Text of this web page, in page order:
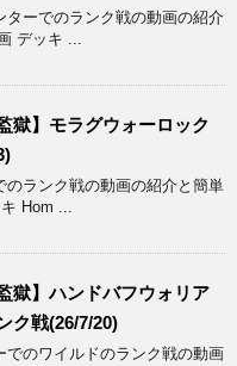
ターでのランク戦の動画の紹介
デッキ ...
獄】モラグウォーロック
のランク戦の動画の紹介と簡単
Hom ...
獄】ハンドバフウォリア
ク戦(26/7/20)
でのワイルドのランク戦の動画